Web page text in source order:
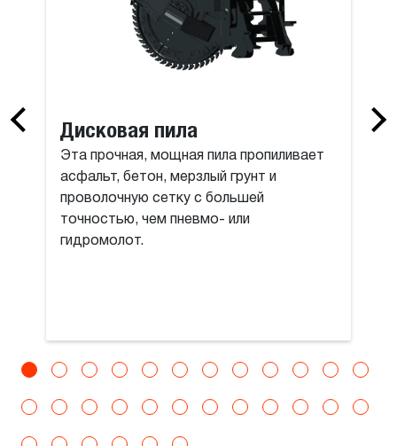
Дисковая пила
Эта прочная, мощная пила пропиливает
асфальт, бетон, мерзлый грунт и
проволочную сетку с большей
точностью, чем пневмо- или
гидромолот.